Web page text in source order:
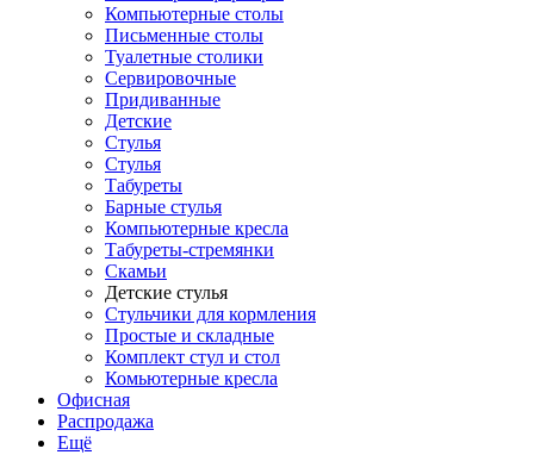
Компьютерные столы
Письменные столы
Туалетные столики
Сервировочные
Придиванные
Детские
Стулья
Стулья
Табуреты
Барные стулья
Компьютерные кресла
Табуреты-стремянки
Скамьи
Детские стулья
Стульчики для кормления
Простые и складные
Комплект стул и стол
Комьютерные кресла
Офисная
Распродажа
Eщё